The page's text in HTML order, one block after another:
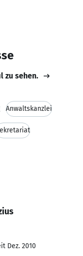
zu sehen.
Anwaltskanzlei
Dez. 2010